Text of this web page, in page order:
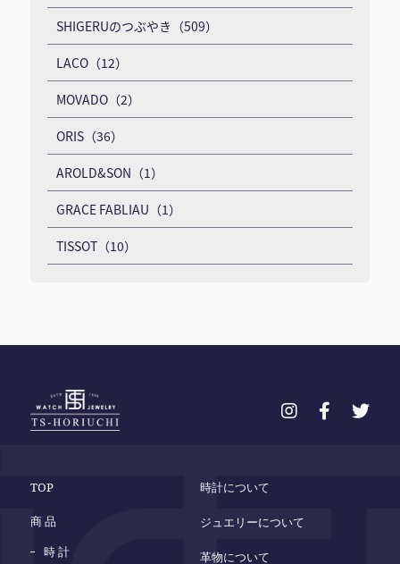
SHIGERUのつぶやき（509）
LACO（12）
MOVADO（2）
ORIS（36）
AROLD&SON（1）
GRACE FABLIAU（1）
TISSOT（10）
TOP
商 品
時 計
時計について
ジュエリーについて
革物について